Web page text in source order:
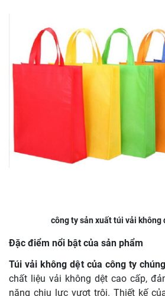
công ty sản xuất túi vải không
Đặc điểm nổi bật của sản phẩm
Túi vải không dệt của công ty
chất liệu vải không dệt cao cấp,
năng chịu lực vượt trội. Thiết kế